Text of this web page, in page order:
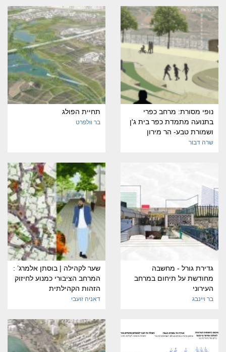
נופי מסורת: מרחב כפרי
בתנועה מתמדת כפר בית ג'ן
ושמורת טבע- הר מירון
שרה דבור
תחיית הפולג
בר וולפרט
גדירת גורל - מחשבה
מחודשת על תיחום במרחב
העירוני
בר ויינבג
שער לקהילה | בוסתן אלמרג’ :
המרחב הציבורי כמנוע לחיזוק
הזהות הקהילתית
דאניה זועבי